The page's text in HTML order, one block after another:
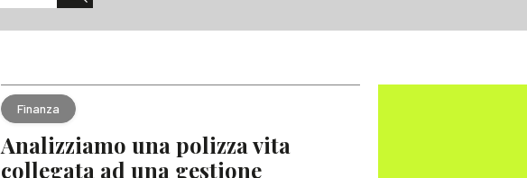
Finanza
Analizziamo una polizza vita
collegata ad una gestione